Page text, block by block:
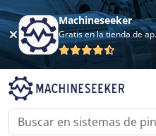
Machineseeker